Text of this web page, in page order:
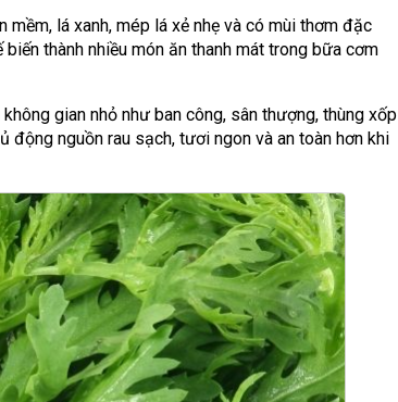
lá xanh, mép lá xẻ nhẹ và có mùi thơm đặc
thành nhiều món ăn thanh mát trong bữa cơm
gian nhỏ như ban công, sân thượng, thùng xốp
động nguồn rau sạch, tươi ngon và an toàn hơn khi